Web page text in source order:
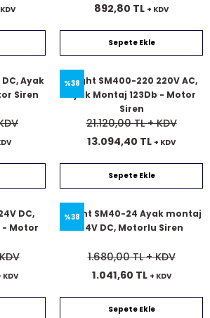
892,80 TL + KDV
Sepete Ekle
Ayak
Siren
%38
Qlight SM400-220 220V AC,
Ayak Montaj 123Db - Motor
Siren
21.120,00 TL+ KDV
13.094,40 TL + KDV
Sepete Ekle
DC,
- Motor
KDV
%38
Qlight SM40-24 Ayak montaj
24V DC, Motorlu Siren
1.680,00 TL+ KDV
1.041,60 TL + KDV
Sepete Ekle